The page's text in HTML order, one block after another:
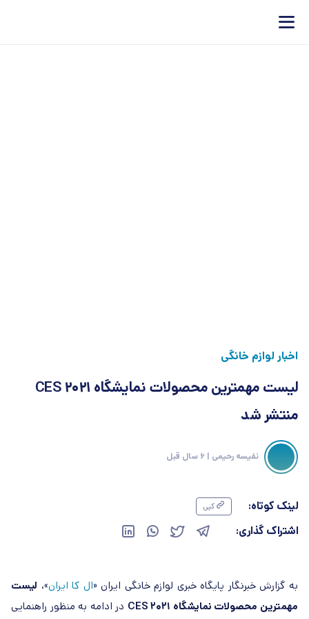
اخبار لوازم خانگی
لیست مهمترین محصولات نمایشگاه CES 2021
منتشر شد
نفیسه رحیمی | 6 سال قبل
لینک کوتاه: کپی
اشتراک گذاری:
به گزارش خبرنگار پایگاه خبری لوازم خانگی ایران «ال کا ایران»، لیست
مهمترین محصولات نمایشگاه CES 2021
در ادامه به منظور راهنمایی